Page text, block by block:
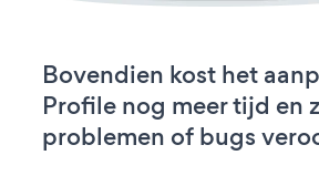
Bovendien kost het
Profile nog meer tijd
problemen of bugs